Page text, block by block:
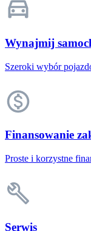
Wynajmij
Szeroki wybór
Finansowanie
Proste i korzystne
Serwis